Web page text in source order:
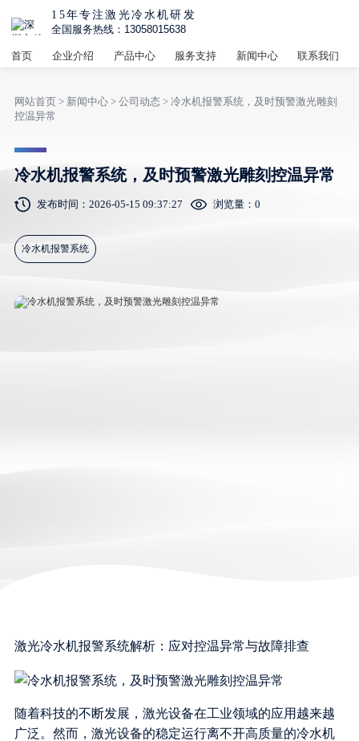
15年专注激光冷水机研发
全国服务热线：13058015638
首页 企业介绍 产品中心 服务支持 新闻中心 联系我们
网站首页> 新闻中心> 公司动态> 冷水机报警系统，及时预警激光雕刻
控温异常
冷水机报警系统，及时预警激光雕刻控温异常
发布时间：2026-05-15 09:37:27 浏览量： 0
冷水机报警系统
激光冷水机报警系统解析：应对控温异常与故障排查
随着科技的不断发展，激光设备在工业领域的应用越来越
广泛。然而，激光设备的稳定运行离不开高质量的冷水机